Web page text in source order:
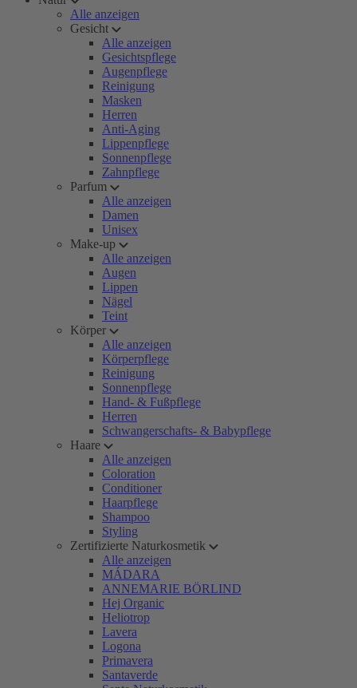
Alle anzeigen
Gesicht
Alle anzeigen
Gesichtspflege
Augenpflege
Reinigung
Masken
Herren
Anti-Aging
Lippenpflege
Sonnenpflege
Zahnpflege
Parfum
Alle anzeigen
Damen
Unisex
Make-up
Alle anzeigen
Augen
Lippen
Nägel
Teint
Körper
Alle anzeigen
Körperpflege
Reinigung
Sonnenpflege
Hand- & Fußpflege
Herren
Schwangerschafts- & Babypflege
Haare
Alle anzeigen
Coloration
Conditioner
Haarpflege
Shampoo
Styling
Zertifizierte Naturkosmetik
Alle anzeigen
MÁDARA
ANNEMARIE BÖRLIND
Hej Organic
Heliotrop
Lavera
Logona
Primavera
Santaverde